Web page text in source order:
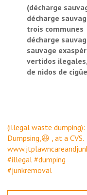
(décharge
décharge
trois communes
décharge
sauvage
vertidos
de nidos de
Navigation
de
l’article
(illegal waste
Dumpsing,😆 , at a CVS.
#illegal #dumping
#junkremoval